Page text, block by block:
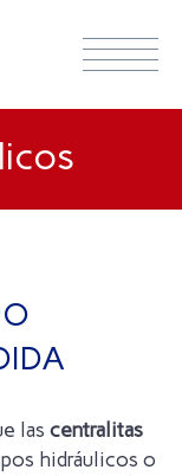
las centralitas
hidráulicos o